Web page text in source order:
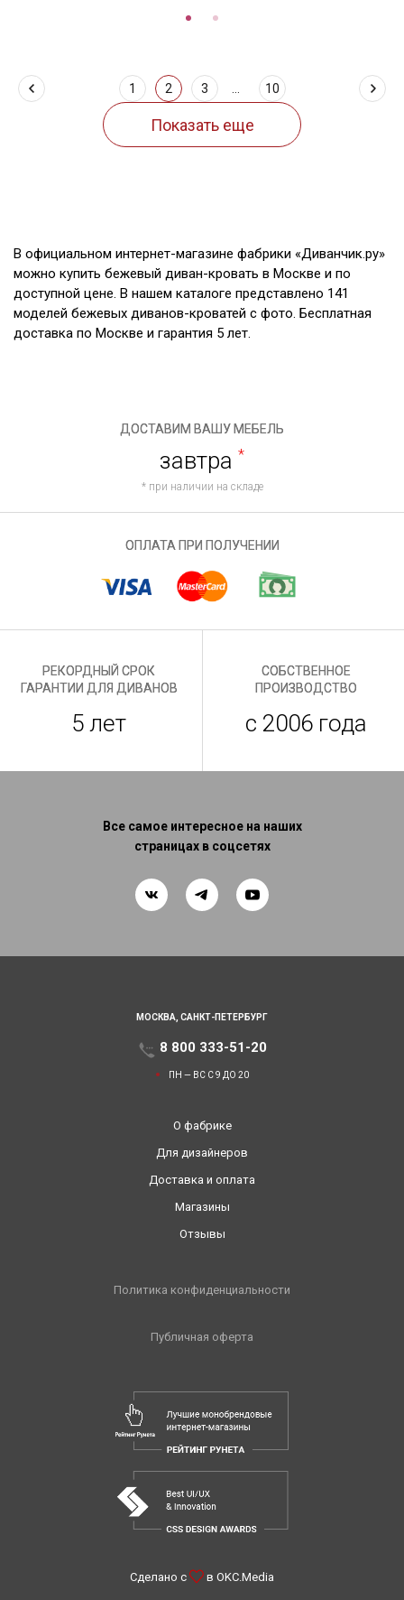
1 2 3 10
В официальном интернет-магазине фабрики «Диванчик.ру»
можно купить бежевый диван-кровать в Москве и по
доступной цене. В нашем каталоге представлено 141
моделей бежевых диванов-кроватей с фото. Бесплатная
доставка по Москве и гарантия 5 лет.
ДОСТАВИМ ВАШУ МЕБЕЛЬ
завтра *
* при наличии на складе
ОПЛАТА ПРИ ПОЛУЧЕНИИ
РЕКОРДНЫЙ СРОК
ГАРАНТИИ ДЛЯ ДИВАНОВ
5 лет
СОБСТВЕННОЕ
ПРОИЗВОДСТВО
с 2006 года
Все самое интересное на наших
страницах в соцсетях
МОСКВА, САНКТ-ПЕТЕРБУРГ
8 800 333-51-20
ПН — ВС С 9 ДО 20
О фабрике
Для дизайнеров
Доставка и оплата
Магазины
Отзывы
Политика конфиденциальности
Публичная оферта
Сделано с в OKC.Media